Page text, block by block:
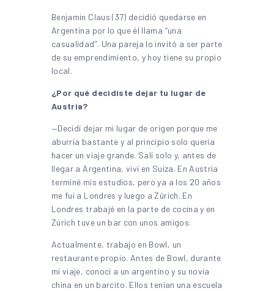
Benjamin Claus (37) decidió quedarse en
Argentina por lo que él llama “una
casualidad”. Una pareja lo invitó a ser parte
de su emprendimiento, y hoy tiene su propio
local.
¿Por qué decidiste dejar tu lugar de
Austria?
—Decidí dejar mi lugar de origen porque me
aburría bastante y al principio solo quería
hacer un viaje grande. Salí solo y, antes de
llegar a Argentina, viví en Suiza. En Austria
terminé mis estudios, pero ya a los 20 años
me fui a Londres y luego a Zúrich. En
Londres trabajé en la parte de cocina y en
Zúrich tuve un bar con unos amigos.
Actualmente, trabajo en Bowl, un
restaurante propio. Antes de Bowl, durante
mi viaje, conocí a un argentino y su novia
china en un barcito. Ellos tenían una escuela